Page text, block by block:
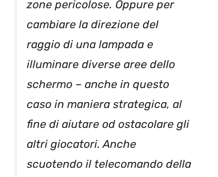
zone pericolose. Oppure per
cambiare la direzione del
raggio di una lampada e
illuminare diverse aree dello
schermo – anche in questo
caso in maniera strategica, al
fine di aiutare od ostacolare gli
altri giocatori. Anche
scuotendo il telecomando della